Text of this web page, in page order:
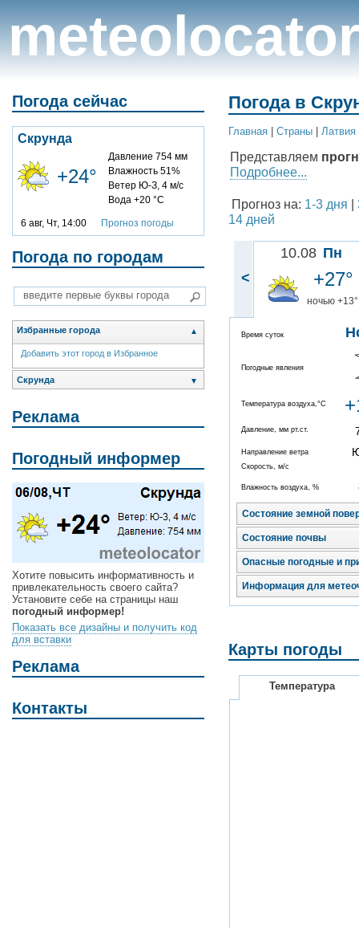
meteolocator
Погода сейчас
Скрунда
+24°
Давление 754 мм
Влажность 51%
Ветер Ю-З, 4 м/с
Вода +20 °C
6 авг, Чт, 14:00 Прогноз погоды
Погода по городам
Избранные города ▲
Добавить этот город в Избранное
Скрунда ▼
Реклама
Погодный информер
Хотите повысить информативность и
привлекательность своего сайта?
Установите себе на страницы наш
погодный информер!
Показать все дизайны и получить код
для вставки
Реклама
Контакты
Погода в
Главная Cтраны Латвия
Представляем
Подробнее...
Прогноз на: 1-3 дня
14 дней
<
10.08 Пн
+27°
ночью +13°
Время суток
Погодные явления
Температура воздуха,°C
Давление, мм рт.ст.
Направление ветра
Скорость, м/с
Влажность воздуха, %
Состояние земной
Состояние почвы
Опасные погодные и
Информация для
Карты погоды
Температура